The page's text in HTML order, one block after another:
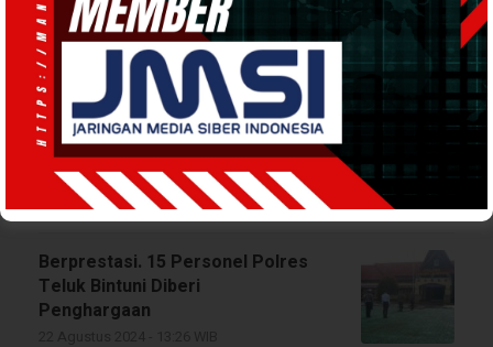
Kapolres Teluk BIntuni
Pilkada Sukses, Kapolres
Apresiasi Kinerja
Bhabinkamtibmas
26 Februari 2025 - 22:04 WIB
Berprestasi. 15 Personel Polres
Teluk Bintuni Diberi
Penghargaan